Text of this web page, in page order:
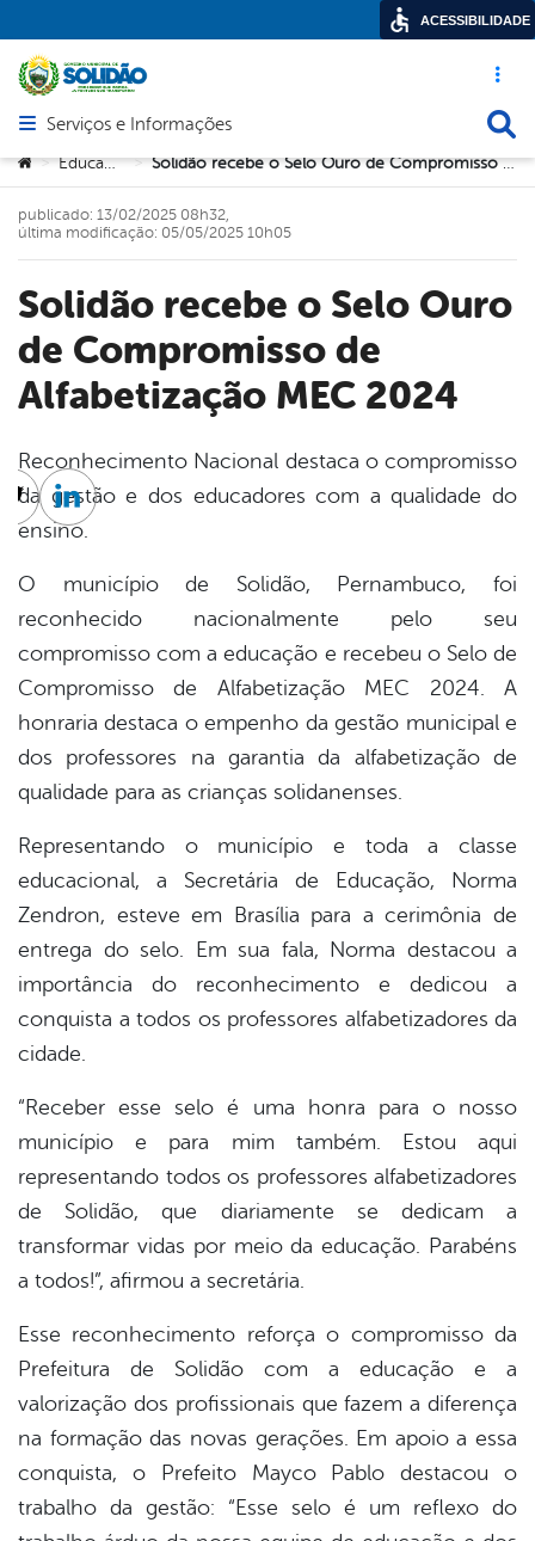
Acesso
Abrir menu principal de navegação
Serviços e Informações
Você está aqui:
> Educação > Solidão recebe o Selo Ouro de Compromisso de Alfabetização MEC 2024
Solidão recebe o Selo Ouro
de Compromisso de
Alfabetização MEC 2024
publicado: 13/02/2025 08h32,
última modificação: 05/05/2025 10h05
Reconhecimento Nacional destaca o compromisso
da gestão e dos educadores com a qualidade do
ensino.
O município de Solidão, Pernambuco, foi
reconhecido nacionalmente pelo seu
compromisso com a educação e recebeu o Selo de
Compromisso de Alfabetização MEC 2024. A
honraria destaca o empenho da gestão municipal e
dos professores na garantia da alfabetização de
qualidade para as crianças solidanenses.
Representando o município e toda a classe
educacional, a Secretária de Educação, Norma
Zendron, esteve em Brasília para a cerimônia de
entrega do selo. Em sua fala, Norma destacou a
importância do reconhecimento e dedicou a
conquista a todos os professores alfabetizadores da
cidade.
“Receber esse selo é uma honra para o nosso
município e para mim também. Estou aqui
representando todos os professores alfabetizadores
de Solidão, que diariamente se dedicam a
transformar vidas por meio da educação. Parabéns
a todos!”, afirmou a secretária.
Esse reconhecimento reforça o compromisso da
Prefeitura de Solidão com a educação e a
valorização dos profissionais que fazem a diferença
na formação das novas gerações. Em apoio a essa
conquista, o Prefeito Mayco Pablo destacou o
trabalho da gestão: “Esse selo é um reflexo do
TwitterLinkedin
ACESSIBILIDADE